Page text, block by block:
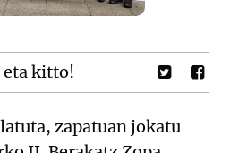
eta kitto!
zapatuan jokatu